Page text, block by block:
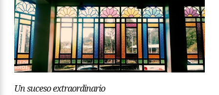
Un suceso extraordinario